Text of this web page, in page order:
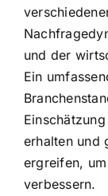
und der
Ein
erhalten und
ergreifen,
verbessern.